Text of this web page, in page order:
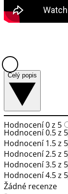
Celý popis
Hodnocení 0 z 5
Hodnocení 0.5 z 5
Hodnocení 1.5 z 5
Hodnocení 2.5 z 5
Hodnocení 3.5 z 5
Hodnocení 4.5 z 5
Žádné recenze